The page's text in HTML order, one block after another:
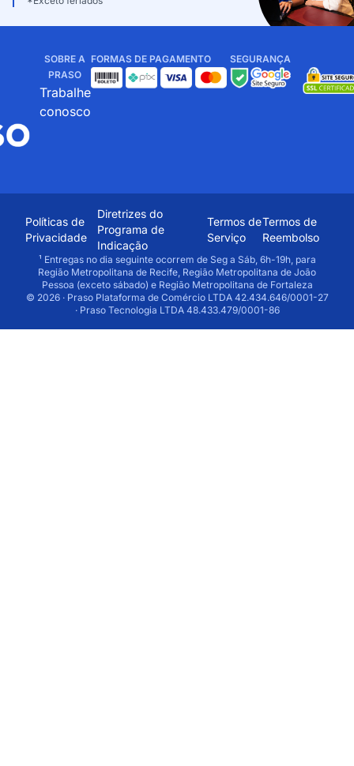
SOBRE A
PRASO
Trabalhe
conosco
FORMAS DE PAGAMENTO SEGURANÇA
Políticas de
Privacidade
Diretrizes do
Programa de
Indicação
Termos de
Serviço
Termos de
Reembolso
¹ Entregas no dia seguinte ocorrem de Seg a Sáb, 6h-19h, para
Região Metropolitana de Recife, Região Metropolitana de João
Pessoa (exceto sábado) e Região Metropolitana de Fortaleza
© 2026 · Praso Plataforma de Comércio LTDA 42.434.646/0001-27
· Praso Tecnologia LTDA 48.433.479/0001-86